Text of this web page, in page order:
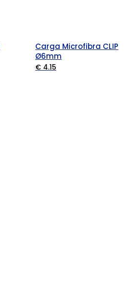
Carga Microfibra CLIP
Ø6mm
€ 4.15